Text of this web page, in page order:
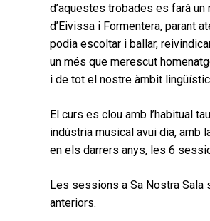
d’aquestes trobades es farà
d’Eivissa i Formentera, parant
podia escoltar i ballar,
un més que merescut
i de tot el nostre àmbit
El curs es clou amb l’habitual
indústria musical avui dia, amb
en els darrers anys, les 6
Les sessions a Sa Nostra Sala
anteriors.